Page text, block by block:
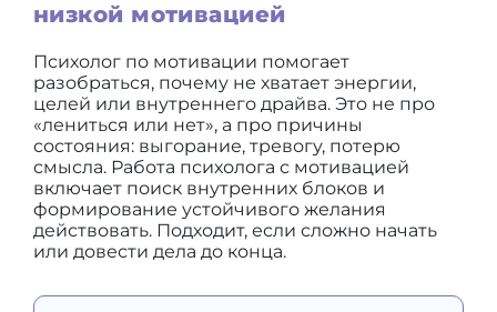
низкой мотивацией
Психолог по мотивации помогает
разобраться, почему не хватает энергии,
целей или внутреннего драйва. Это не про
«лениться или нет», а про причины
состояния: выгорание, тревогу, потерю
смысла. Работа психолога с мотивацией
включает поиск внутренних блоков и
формирование устойчивого желания
действовать. Подходит, если сложно начать
или довести дела до конца.